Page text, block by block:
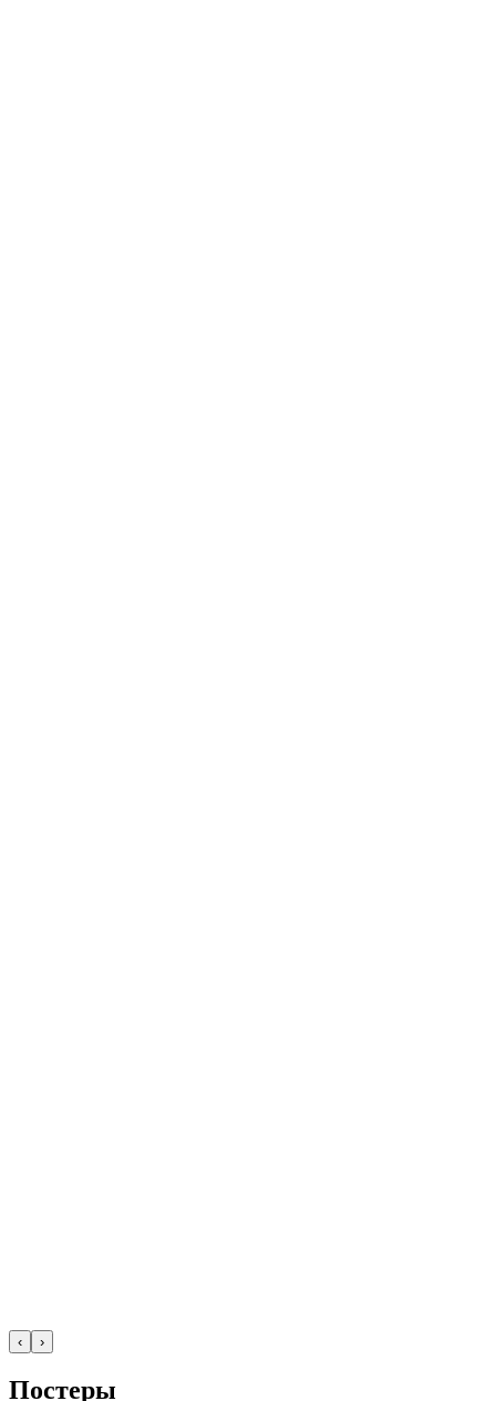
‹ ›
Постеры